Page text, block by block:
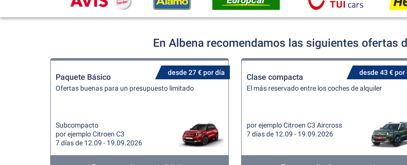
En Albena recomendamos las siguientes ofertas
desde 27 € por día
Paquete Básico
Ofertas buenas para un presupuesto limitado
Subcompacto
por ejemplo Citroen C3
7 días de 12.09 - 19.09.2026
desde 43 € por
Clase compacta
El más reservado entre los coches de alquiler
por ejemplo Citroen C3 Aircross
7 días de 12.09 - 19.09.2026